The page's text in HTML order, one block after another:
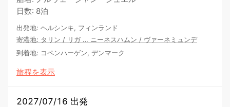
日数: 8泊
出発地: ヘルシンキ, フィンランド
寄港地: タリン / リガ … ニーネスハムン / ヴァーネミュンデ
到着地: コペンハーゲン, デンマーク
旅程を表示
2027/07/16 出発